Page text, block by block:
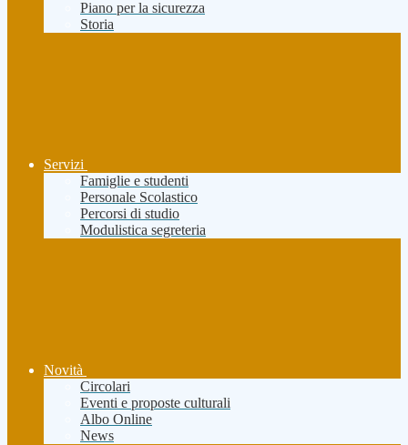
Piano per la sicurezza
Storia
Servizi
Famiglie e studenti
Personale Scolastico
Percorsi di studio
Modulistica segreteria
Novità
Circolari
Eventi e proposte culturali
Albo Online
News